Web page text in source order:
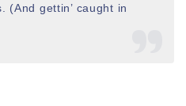
(And gettin’ caught in